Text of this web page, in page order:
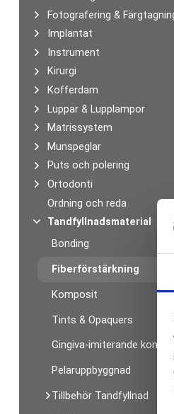
Fotografering &
Implantat
Instrument
Kirurgi
Kofferdam
Luppar & Lupplampor
Matrissystem
Munspeglar
Puts och polering
Ortodonti
Ordning och reda
Tandfyllnadsmaterial
Bonding
Fiberförstärkning
Komposit
Tints & Opaquers
Gingiva-imiterande
Pelaruppbyggnad
Tillbehör Tandfyllnad